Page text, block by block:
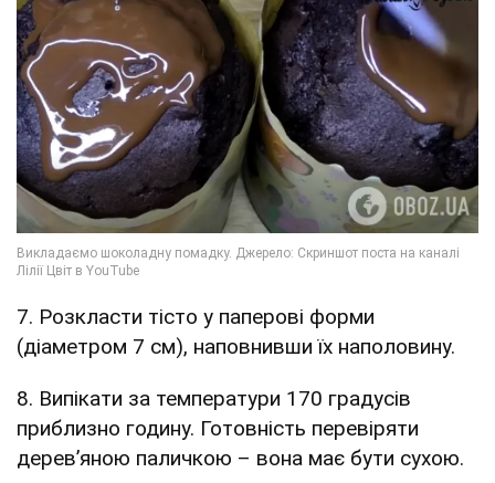
7. Розкласти тісто у паперові форми
(діаметром 7 см), наповнивши їх наполовину.
8. Випікати за температури 170 градусів
приблизно годину. Готовність перевіряти
дерев’яною паличкою – вона має бути сухою.